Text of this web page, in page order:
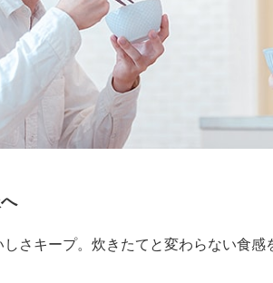
さキープ。炊きたてと変わらない食感